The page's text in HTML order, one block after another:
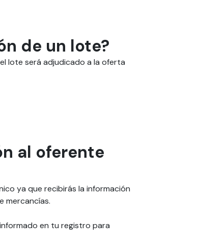
de un lote?
lote será adjudicado a la oferta
al oferente
ya que recibirás la información
mercancías.
en tu registro para